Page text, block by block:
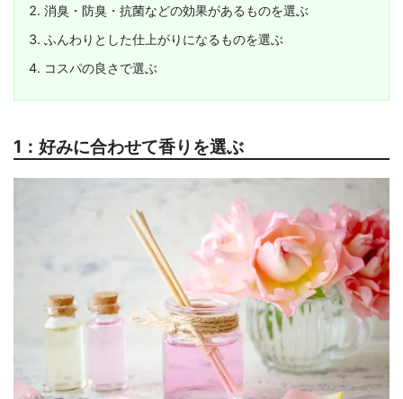
消臭・防臭・抗菌などの効果があるものを選ぶ
ふんわりとした仕上がりになるものを選ぶ
コスパの良さで選ぶ
1：好みに合わせて香りを選ぶ